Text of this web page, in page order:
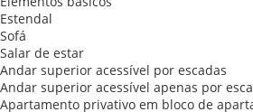
Estendal
Sofá
Salar de estar
Andar superior acessível por escadas
Andar superior acessível apenas por
Apartamento privativo em bloco de